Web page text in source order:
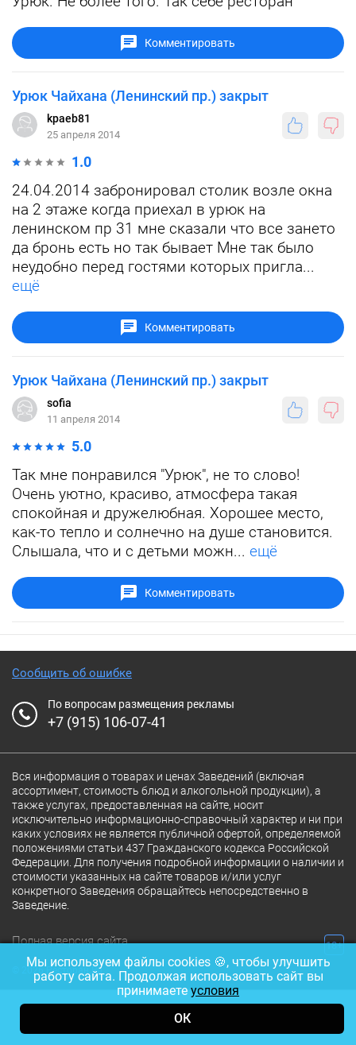
Комментировать
Урюк Чайхана (Ленинский пр.) закрыт
kpaeb81
25 апреля 2014
1.0
24.04.2014 забронировал столик возле окна
на 2 этаже когда приехал в урюк на
ленинском пр 31 мне сказали что все зането
да бронь есть но так бывает Мне так было
неудобно перед гостями которых пригла...
ещё
Комментировать
Урюк Чайхана (Ленинский пр.) закрыт
sofia
11 апреля 2014
5.0
Так мне понравился "Урюк", не то слово!
Очень уютно, красиво, атмосфера такая
спокойная и дружелюбная. Хорошее место,
как-то тепло и солнечно на душе становится.
Слышала, что и с детьми можн... ещё
Комментировать
Сообщить об ошибке
По вопросам размещения рекламы
+7 (915) 106-07-41
Вся информация о товарах и ценах Заведений (включая
ассортимент, стоимость блюд и алкогольной продукции), а
также услугах, предоставленная на сайте, носит
исключительно информационно-справочный характер и ни при
каких условиях не является публичной офертой, определяемой
положениями статьи 437 Гражданского кодекса Российской
Федерации. Для получения подробной информации о наличии и
стоимости указанных на сайте товаров и/или услуг
конкретного Заведения обращайтесь непосредственно в
Заведение.
Полная версия сайта 18+
© 2026 Ресторан.Ru
Мы используем файлы cookies 🍪, чтобы улучшить
работу сайта. Продолжая использовать сайт вы
принимаете условия
ОК